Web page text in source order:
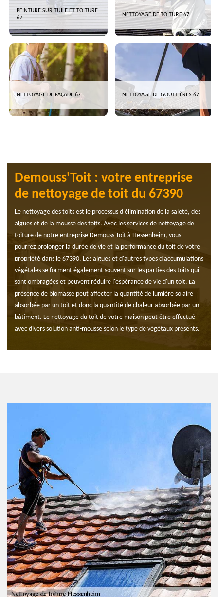
PEINTURE SUR TUILE ET TOITURE
67
NETTOYAGE DE TOITURE 67
NETTOYAGE DE FAÇADE 67 NETTOYAGE DE GOUTTIÈRES 67
Demouss'Toit : votre entreprise
de nettoyage de toit du 67390
Le nettoyage des toits est le processus d'élimination de la saleté, des
algues et de la mousse des toits. Avec les services de nettoyage de
toiture de notre entreprise Demouss'Toit à Hessenheim, vous
pourrez prolonger la durée de vie et la performance du toit de votre
propriété dans le 67390. Les algues et d'autres types d'accumulations
végétales se forment également souvent sur les parties des toits qui
sont ombragées et peuvent réduire l'espérance de vie d'un toit. La
présence de biomasse peut affecter la quantité de lumière solaire
absorbée par un toit et donc la quantité de chaleur absorbée par un
bâtiment. Le nettoyage du toit de votre maison peut être effectué
avec divers solution anti-mousse selon le type de végétaux présents.